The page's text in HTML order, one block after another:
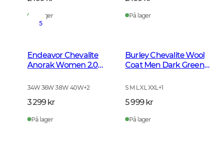
På lager
På lager
5
Endeavor Chevalite
Anorak Women 2.0
34W 36W 38W 40W+2
3 299 kr
På lager
Burley Chevalite Wool
Coat Men Dark Green
S M L XL XXL+1
5 999 kr
På lager